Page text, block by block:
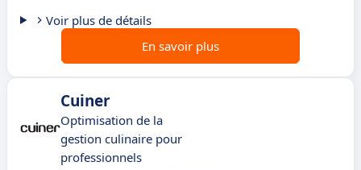
Voir plus de détails
En savoir plus
Cuiner
Optimisation de la
gestion culinaire pour
professionnels